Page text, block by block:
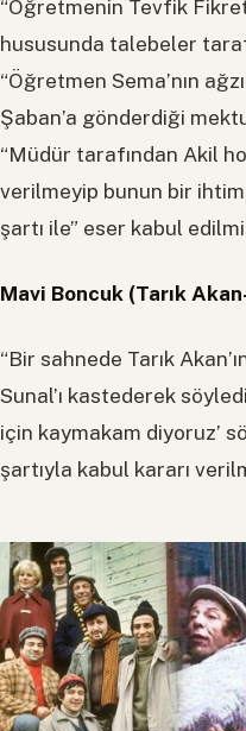
“Öğretmenin Tevfik
hususunda talebeler
“Öğretmen Sema’nın
Şaban’a gönderdiği
“Müdür tarafından Akil
verilmeyip bunun bir
şartı ile” eser kabul
Mavi Boncuk (Tarık
“Bir sahnede Tarık
Sunal’ı kastederek
için kaymakam diyoruz’
şartıyla kabul kararı